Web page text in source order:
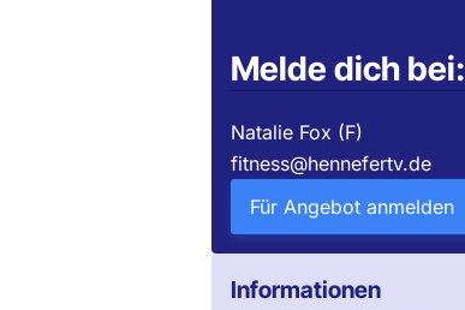
Melde dich bei:
Natalie Fox (F)
fitness@hennefertv.de
Für Angebot anmelden
Informationen